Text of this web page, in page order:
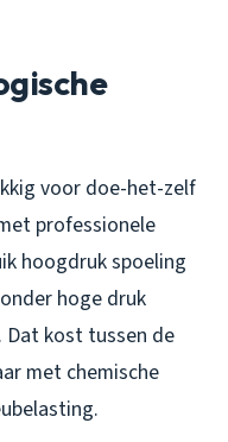
voor doe-het-zelf
professionele
hoogdruk spoeling
hoge druk
Dat kost tussen de
met chemische